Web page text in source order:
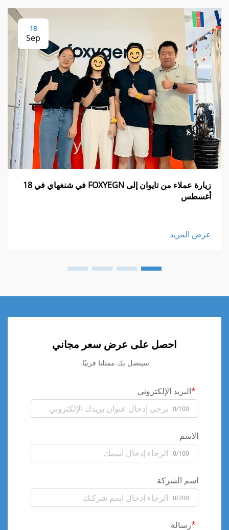
18
Sep
زيارة عملاء من تايوان إلى FOXYEGN في شنغهاي في 18
أغسطس
عرض المزيد
احصل على عرض سعر مجاني
سيتصل بك ممثلنا قريبًا.
البريد الإلكتروني
0/100
الاسم
0/100
اسم الشركة
0/200
رسالة